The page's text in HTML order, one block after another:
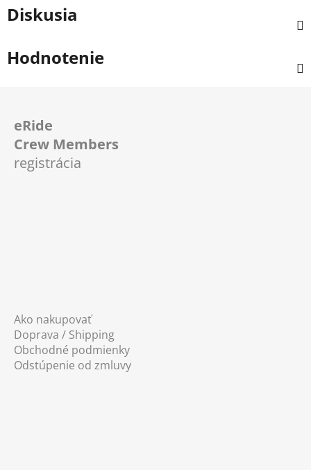
Diskusia
Hodnotenie
eRide
Crew Members
registrácia
Ako nakupovať
Doprava / Shipping
Obchodné podmienky
Odstúpenie od zmluvy